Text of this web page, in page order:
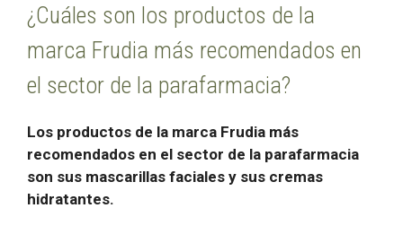
¿Cuáles son los productos de la
marca Frudia más recomendados en
el sector de la parafarmacia?
Los productos de la marca Frudia más
recomendados en el sector de la parafarmacia
son sus mascarillas faciales y sus cremas
hidratantes.